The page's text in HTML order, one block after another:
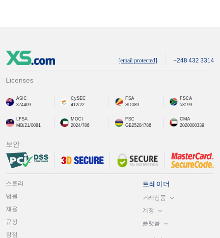
[email protected] +248 432 3314
Licenses
ASIC
374409
CySEC
412/22
FSA
SD089
FSCA
53199
LFSA
MB/21/0081
MOCI
2024/786
FSC
GB25204786
CMA
2020000339
보안
스토리
법률
채용
규정
장점
트레이더
거래상품
계정
플랫폼